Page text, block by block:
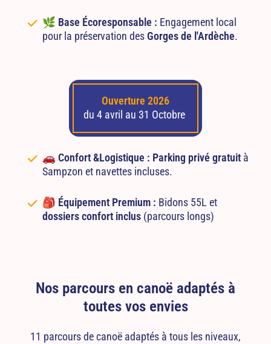
🌿 Base Écoresponsable : Engagement local
pour la préservation des Gorges de l'Ardèche.
Ouverture 2026
du 4 avril au 31 Octobre
🚗 Confort &Logistique : Parking privé gratuit à
Sampzon et navettes incluses.
🎒 Équipement Premium : Bidons 55L et
dossiers confort inclus (parcours longs)
Nos parcours en canoë adaptés à
toutes vos envies
11 parcours de canoë adaptés à tous les niveaux,